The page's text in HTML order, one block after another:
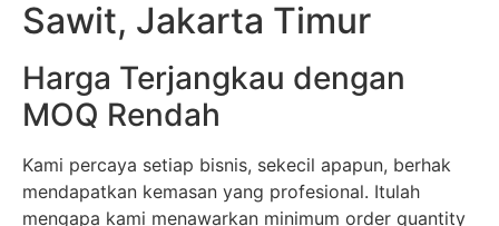
Sawit, Jakarta Timur
Harga Terjangkau dengan
MOQ Rendah
Kami percaya setiap bisnis, sekecil apapun, berhak
mendapatkan kemasan yang profesional. Itulah
mengapa kami menawarkan minimum order quantity